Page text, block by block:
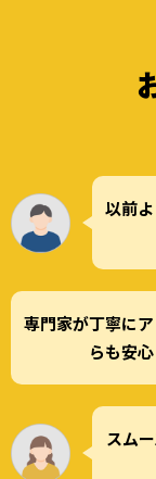
以前
専門家が丁寧に
らも安
スム